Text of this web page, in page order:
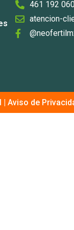
461 192
atencion-
| Aviso de